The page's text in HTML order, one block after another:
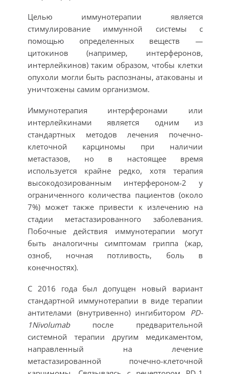
Целью иммунотерапии является
стимулирование иммунной системы с
помощью определенных веществ —
цитокинов (например, интерферонов,
интерлейкинов) таким образом, чтобы клетки
опухоли могли быть распознаны, атакованы и
уничтожены самим организмом.
Иммунотерапия интерферонами или
интерлейкинами является одним из
стандартных методов лечения почечно-
клеточной карциномы при наличии
метастазов, но в настоящее время
используется крайне редко, хотя терапия
высокодозированным интерфероном-2 у
ограниченного количества пациентов (около
7%) может также привести к излечению на
стадии метастазированного заболевания.
Побочные действия иммунотерапии могут
быть аналогичны симптомам гриппа (жар,
озноб, ночная потливость, боль в
конечностях).
С 2016 года был допущен новый вариант
стандартной иммунотерапии в виде терапии
антителами (внутривенно) ингибитором PD-
1Nivolumabпосле предварительной
системной терапии другим медикаментом,
направленный на лечение
метастазированной почечно-клеточной